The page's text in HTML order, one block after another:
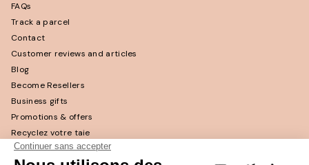
FAQs
Track a parcel
Contact
Customer reviews and articles
Blog
Become Resellers
Business gifts
Promotions & offers
Recyclez votre taie
Partnerships Affiliation